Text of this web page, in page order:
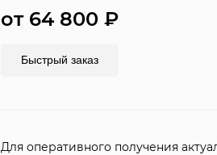
от 64 800₽
Быстрый заказ
Для оперативного получения